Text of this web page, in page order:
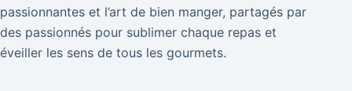
passionnantes et l’art de bien manger, partagés par
des passionnés pour sublimer chaque repas et
éveiller les sens de tous les gourmets.